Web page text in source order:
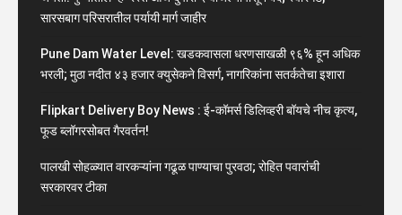
सारसबाग परिसरातील पर्यायी मार्ग जाहीर
Pune Dam Water Level: खडकवासला धरणसाखळी ९६% हून अधिक
भरली; मुठा नदीत ४३ हजार क्युसेकने विसर्ग, नागरिकांना सतर्कतेचा इशारा
Flipkart Delivery Boy News : ई-कॉमर्स डिलिव्हरी बॉयचे नीच कृत्य,
फूड ब्लॉगरसोबत गैरवर्तन!
पालखी सोहळ्यात वारकऱ्यांना गढूळ पाण्याचा पुरवठा; रोहित पवारांची
सरकारवर टीका